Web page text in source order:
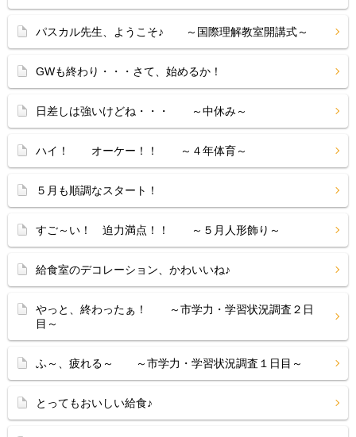
パスカル先生、ようこそ♪ ～国際理解教室開講式～
GWも終わり・・・さて、始めるか！
日差しは強いけどね・・・ ～中休み～
ハイ！ オーケー！！ ～４年体育～
５月も順調なスタート！
すご～い！ 迫力満点！！ ～５月人形飾り～
給食室のデコレーション、かわいいね♪
やっと、終わったぁ！ ～市学力・学習状況調査２日
目～
ふ～、疲れる～ ～市学力・学習状況調査１日目～
とってもおいしい給食♪